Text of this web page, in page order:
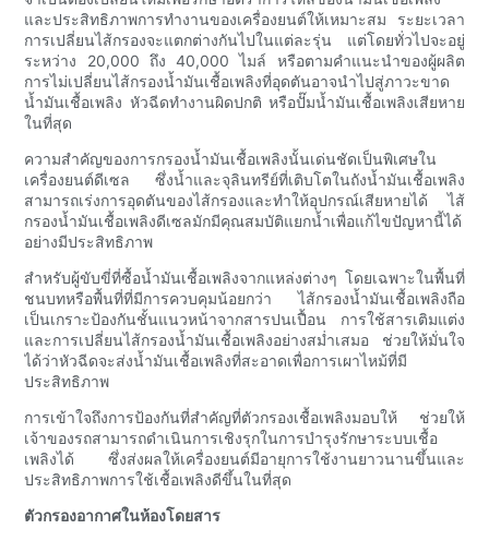
และประสิทธิภาพการทำงานของเครื่องยนต์ให้เหมาะสม ระยะเวลา
การเปลี่ยนไส้กรองจะแตกต่างกันไปในแต่ละรุ่น แต่โดยทั่วไปจะอยู่
ระหว่าง 20,000 ถึง 40,000 ไมล์ หรือตามคำแนะนำของผู้ผลิต
การไม่เปลี่ยนไส้กรองน้ำมันเชื้อเพลิงที่อุดตันอาจนำไปสู่ภาวะขาด
น้ำมันเชื้อเพลิง หัวฉีดทำงานผิดปกติ หรือปั๊มน้ำมันเชื้อเพลิงเสียหาย
ในที่สุด
ความสำคัญของการกรองน้ำมันเชื้อเพลิงนั้นเด่นชัดเป็นพิเศษใน
เครื่องยนต์ดีเซล ซึ่งน้ำและจุลินทรีย์ที่เติบโตในถังน้ำมันเชื้อเพลิง
สามารถเร่งการอุดตันของไส้กรองและทำให้อุปกรณ์เสียหายได้ ไส้
กรองน้ำมันเชื้อเพลิงดีเซลมักมีคุณสมบัติแยกน้ำเพื่อแก้ไขปัญหานี้ได้
อย่างมีประสิทธิภาพ
สำหรับผู้ขับขี่ที่ซื้อน้ำมันเชื้อเพลิงจากแหล่งต่างๆ โดยเฉพาะในพื้นที่
ชนบทหรือพื้นที่ที่มีการควบคุมน้อยกว่า ไส้กรองน้ำมันเชื้อเพลิงถือ
เป็นเกราะป้องกันชั้นแนวหน้าจากสารปนเปื้อน การใช้สารเติมแต่ง
และการเปลี่ยนไส้กรองน้ำมันเชื้อเพลิงอย่างสม่ำเสมอ ช่วยให้มั่นใจ
ได้ว่าหัวฉีดจะส่งน้ำมันเชื้อเพลิงที่สะอาดเพื่อการเผาไหม้ที่มี
ประสิทธิภาพ
การเข้าใจถึงการป้องกันที่สำคัญที่ตัวกรองเชื้อเพลิงมอบให้ ช่วยให้
เจ้าของรถสามารถดำเนินการเชิงรุกในการบำรุงรักษาระบบเชื้อ
เพลิงได้ ซึ่งส่งผลให้เครื่องยนต์มีอายุการใช้งานยาวนานขึ้นและ
ประสิทธิภาพการใช้เชื้อเพลิงดีขึ้นในที่สุด
ตัวกรองอากาศในห้องโดยสาร